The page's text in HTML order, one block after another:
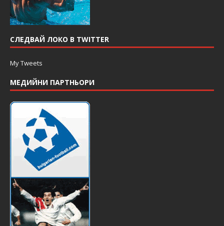
СЛЕДВАЙ ЛОКО В TWITTER
My Tweets
МЕДИЙНИ ПАРТНЬОРИ